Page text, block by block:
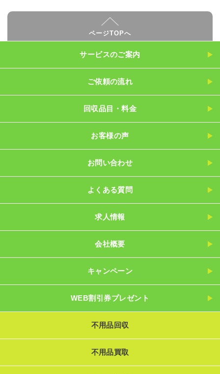
ページTOPへ
サービスのご案内
ご依頼の流れ
回収品目・料金
お客様の声
お問い合わせ
よくある質問
求人情報
会社概要
キャンペーン
WEB割引券プレゼント
不用品回収
不用品買取